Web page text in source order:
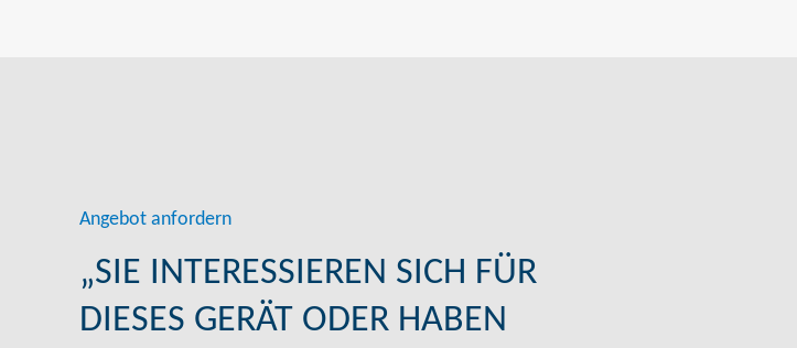
Angebot anfordern
„SIE INTERESSIEREN SICH FÜR
DIESES GERÄT ODER HABEN